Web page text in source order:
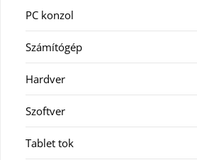
PC konzol
Számítógép
Hardver
Szoftver
Tablet tok